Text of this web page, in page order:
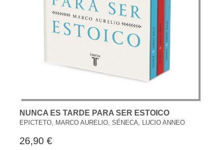
NUNCA ES TARDE PARA SER ESTOICO
EPICTETO, MARCO AURELIO, SÉNECA, LUCIO ANNEO
26,90 €